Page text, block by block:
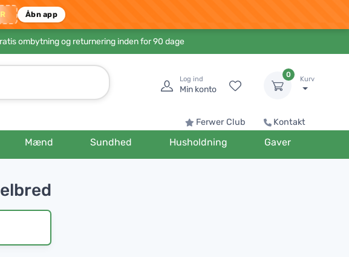
Åbn app
ombytning og returnering inden for 90 dage
Log ind
Min konto
0
Kurv
Ferwer Club Kontakt
Mænd Sundhed Husholdning Gaver